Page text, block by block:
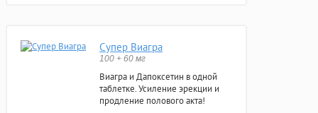
Супер Виагра
100 + 60 мг
Виагра и Дапоксетин в одной
таблетке. Усиление эрекции и
продление полового акта!